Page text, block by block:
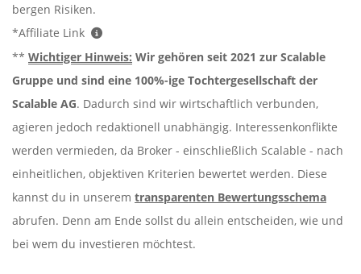
bergen Risiken.
*Affiliate Link
** Wichtiger Hinweis: Wir gehören seit 2021 zur Scalable
Gruppe und sind eine 100%-ige Tochtergesellschaft der
Scalable AG. Dadurch sind wir wirtschaftlich verbunden,
agieren jedoch redaktionell unabhängig. Interessenkonflikte
werden vermieden, da Broker - einschließlich Scalable - nach
einheitlichen, objektiven Kriterien bewertet werden. Diese
kannst du in unserem transparenten Bewertungsschema
abrufen. Denn am Ende sollst du allein entscheiden, wie und
bei wem du investieren möchtest.